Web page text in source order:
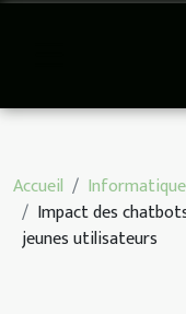
Accueil
Informatique
Impact des
jeunes utilisateurs